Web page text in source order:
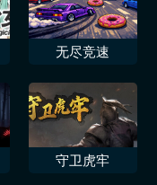
无尽竞速
守卫虎牢